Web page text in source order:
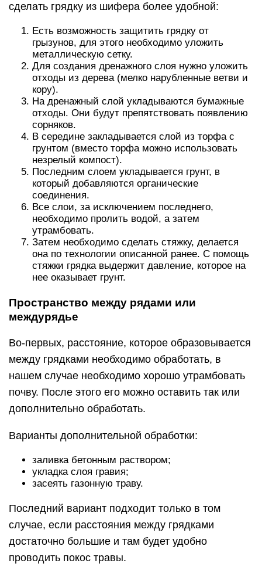
сделать грядку из шифера более удобной:
Есть возможность защитить грядку от
грызунов, для этого необходимо уложить
металлическую сетку.
Для создания дренажного слоя нужно уложить
отходы из дерева (мелко нарубленные ветви и
кору).
На дренажный слой укладываются бумажные
отходы. Они будут препятствовать появлению
сорняков.
В середине закладывается слой из торфа с
грунтом (вместо торфа можно использовать
незрелый компост).
Последним слоем укладывается грунт, в
который добавляются органические
соединения.
Все слои, за исключением последнего,
необходимо пролить водой, а затем
утрамбовать.
Затем необходимо сделать стяжку, делается
она по технологии описанной ранее. С помощь
стяжки грядка выдержит давление, которое на
нее оказывает грунт.
Пространство между рядами или
междурядье
Во-первых, расстояние, которое образовывается
между грядками необходимо обработать, в
нашем случае необходимо хорошо утрамбовать
почву. После этого его можно оставить так или
дополнительно обработать.
Варианты дополнительной обработки:
заливка бетонным раствором;
укладка слоя гравия;
засеять газонную траву.
Последний вариант подходит только в том
случае, если расстояния между грядками
достаточно большие и там будет удобно
проводить покос травы.